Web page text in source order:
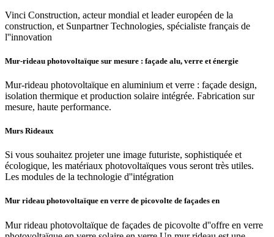
Vinci Construction, acteur mondial et leader européen de la
construction, et Sunpartner Technologies, spécialiste français de
l''innovation
Mur-rideau photovoltaïque sur mesure : façade alu, verre et énergie
Mur-rideau photovoltaïque en aluminium et verre : façade design,
isolation thermique et production solaire intégrée. Fabrication sur
mesure, haute performance.
Murs Rideaux
Si vous souhaitez projeter une image futuriste, sophistiquée et
écologique, les matériaux photovoltaïques vous seront très utiles.
Les modules de la technologie d''intégration
Mur rideau photovoltaïque en verre de picovolte de façades en
Mur rideau photovoltaïque de façades de picovolte d''offre en verre